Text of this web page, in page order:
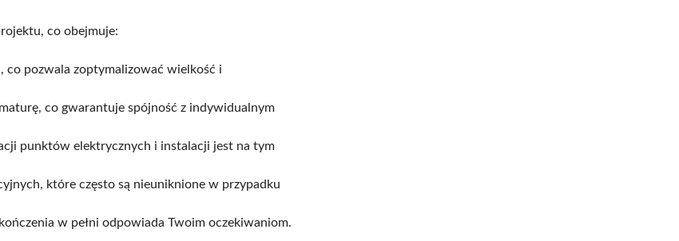
co obejmuje:
co pozwala zoptymalizować wielkość i
co gwarantuje spójność z indywidualnym
punktów elektrycznych i instalacji jest na tym
które często są nieuniknione w przypadku
w pełni odpowiada Twoim oczekiwaniom.